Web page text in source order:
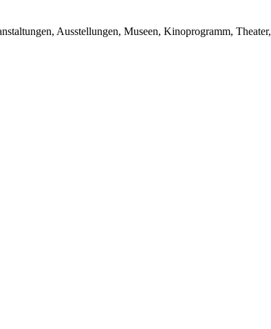
Ausstellungen, Museen, Kinoprogramm, Theater,